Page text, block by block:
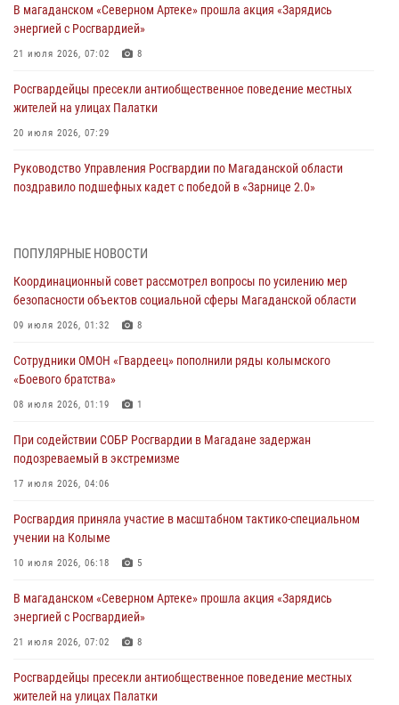
В магаданском «Северном Артеке» прошла акция «Зарядись
энергией с Росгвардией»
21 июля 2026, 07:02 8
Росгвардейцы пресекли антиобщественное поведение местных
жителей на улицах Палатки
20 июля 2026, 07:29
Руководство Управления Росгвардии по Магаданской области
поздравило подшефных кадет с победой в «Зарнице 2.0»
При содействии СОБР Росгвардии в Магадане задержан
17 июля 2026, 04:06
«Каникулы с Росгвардией» продолжаются на Колыме
Начальник Главного штаба – первый заместитель директора
Росгвардии Герой России генерал-полковник Сергей Бойко
15 июля 2026, 06:21
Кинологический тандем из Магадана завоевал бронзу на
15 июля 2026, 04:34
ПОПУЛЯРНЫЕ НОВОСТИ
Координационный совет рассмотрел вопросы по усилению мер
безопасности объектов социальной сферы Магаданской области
09 июля 2026, 01:32 8
Сотрудники ОМОН «Гвардеец» пополнили ряды колымского
«Боевого братства»
08 июля 2026, 01:19 1
При содействии СОБР Росгвардии в Магадане задержан
подозреваемый в экстремизме
17 июля 2026, 04:06
Росгвардия приняла участие в масштабном тактико-специальном
учении на Колыме
10 июля 2026, 06:18 5
В магаданском «Северном Артеке» прошла акция «Зарядись
энергией с Росгвардией»
21 июля 2026, 07:02 8
Росгвардейцы пресекли антиобщественное поведение местных
жителей на улицах Палатки